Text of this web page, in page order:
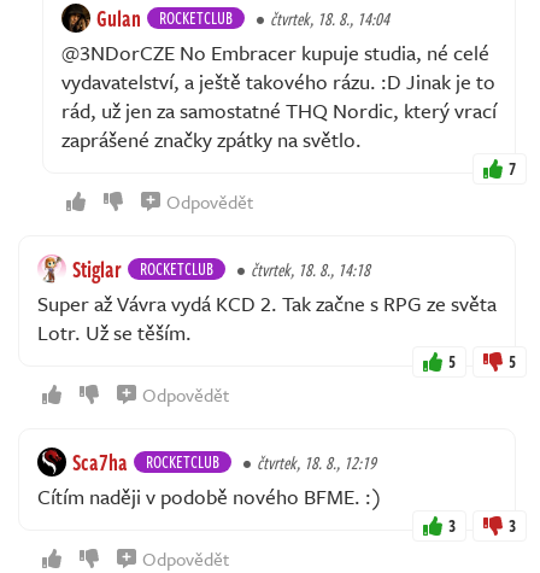
Gulan ROCKETCLUB čtvrtek, 18. 8., 14:04
@3NDorCZE No Embracer kupuje studia, né celé
vydavatelství, a ještě takového rázu. :D Jinak je to
rád, už jen za samostatné THQ Nordic, který vrací
zaprášené značky zpátky na světlo.
7
Odpovědět
Stiglar ROCKETCLUB čtvrtek, 18. 8., 14:18
Super až Vávra vydá KCD 2. Tak začne s RPG ze světa
Lotr. Už se těším.
5 5
Odpovědět
Sca7ha ROCKETCLUB čtvrtek, 18. 8., 12:19
Cítím naději v podobě nového BFME. :)
3 3
Odpovědět